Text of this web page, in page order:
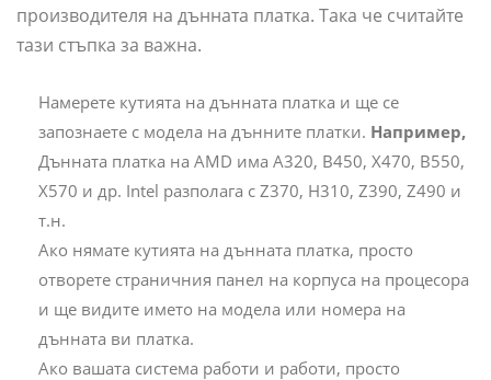
производителя на дънната платка. Така че считайте
тази стъпка за важна.
Намерете кутията на дънната платка и ще се
запознаете с модела на дънните платки. Например,
Дънната платка на AMD има A320, B450, X470, B550,
X570 и др. Intel разполага с Z370, H310, Z390, Z490 и
т.н.
Ако нямате кутията на дънната платка, просто
отворете страничния панел на корпуса на процесора
и ще видите името на модела или номера на
дънната ви платка.
Ако вашата система работи и работи, просто